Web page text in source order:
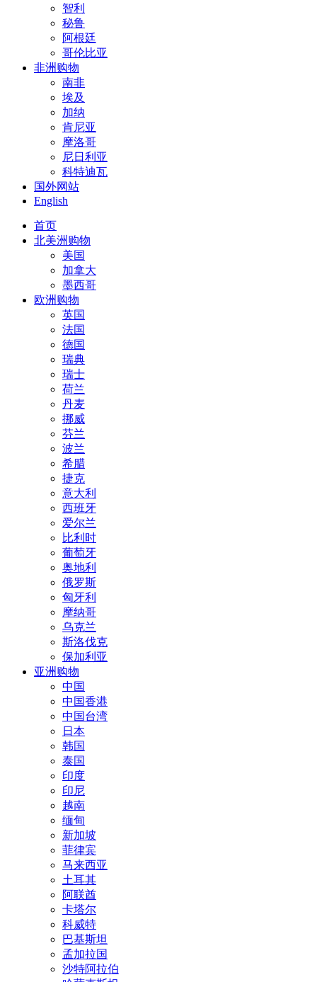
智利
秘鲁
阿根廷
哥伦比亚
非洲购物
南非
埃及
加纳
肯尼亚
摩洛哥
尼日利亚
科特迪瓦
国外网站
English
首页
北美洲购物
美国
加拿大
墨西哥
欧洲购物
英国
法国
德国
瑞典
瑞士
荷兰
丹麦
挪威
芬兰
波兰
希腊
捷克
意大利
西班牙
爱尔兰
比利时
葡萄牙
奥地利
俄罗斯
匈牙利
摩纳哥
乌克兰
斯洛伐克
保加利亚
亚洲购物
中国
中国香港
中国台湾
日本
韩国
泰国
印度
印尼
越南
缅甸
新加坡
菲律宾
马来西亚
土耳其
阿联酋
卡塔尔
科威特
巴基斯坦
孟加拉国
沙特阿拉伯